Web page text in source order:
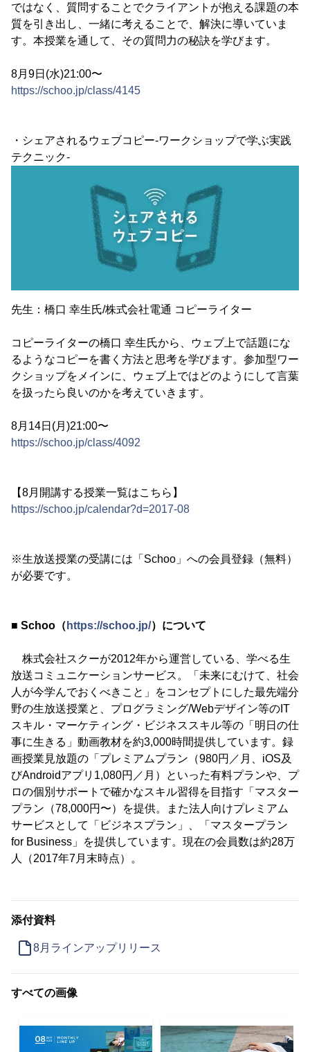
ではなく、質問することでクライアントが抱える課題の本
質を引き出し、一緒に考えることで、解決に導いていま
す。本授業を通して、その質問力の秘訣を学びます。
8月9日(水)21:00〜
https://schoo.jp/class/4145
・シェアされるウェブコピー-ワークショップで学ぶ実践
テクニック-
先生：橋口 幸生氏/株式会社電通 コピーライター
コピーライターの橋口 幸生氏から、ウェブ上で話題にな
るようなコピーを書く方法と思考を学びます。参加型ワー
クショップをメインに、ウェブ上ではどのようにして言葉
を扱ったら良いのかを考えていきます。
8月14日(月)21:00〜
https://schoo.jp/class/4092
【8月開講する授業一覧はこちら】
https://schoo.jp/calendar?d=2017-08
※生放送授業の受講には「Schoo」への会員登録（無料）
が必要です。
■ Schoo（ https://schoo.jp/）について
株式会社スクーが2012年から運営している、学べる生
放送コミュニケーションサービス。「未来にむけて、社会
人が今学んでおくべきこと」をコンセプトにした最先端分
野の生放送授業と、プログラミング/Webデザイン等のIT
スキル・マーケティング・ビジネススキル等の「明日の仕
事に生きる」動画教材を約3,000時間提供しています。録
画授業見放題の「プレミアムプラン（980円／月、iOS及
びAndroidアプリ1,080円／月）といった有料プランや、プ
ロの個別サポートで確かなスキル習得を目指す「マスター
プラン（78,000円〜）を提供。また法人向けプレミアム
サービスとして「ビジネスプラン」、「マスタープラン
for Business」を提供しています。現在の会員数は約28万
人（2017年7月末時点）。
添付資料
8月ラインアップリリース
すべての画像